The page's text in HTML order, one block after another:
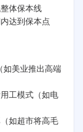
体保本线
达到保本点
如美业推出高端
工模式（如电
如超市将高毛